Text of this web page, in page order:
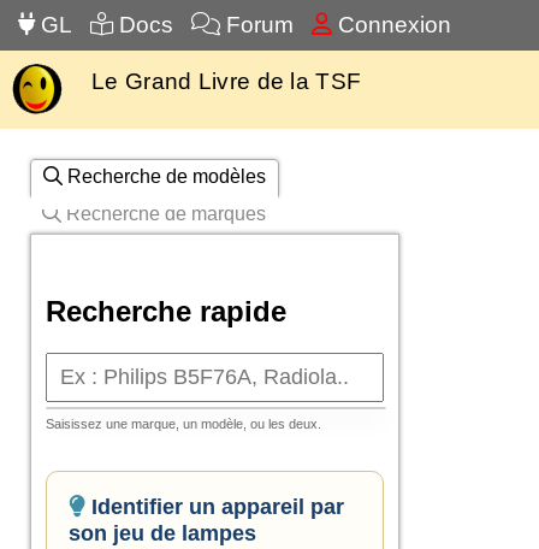
GL Docs Forum Connexion
Le Grand Livre de la TSF
Recherche de modèles
Recherche de marques
Recherche rapide
Saisissez une marque, un modèle, ou les deux.
Identifier un appareil par
son jeu de lampes